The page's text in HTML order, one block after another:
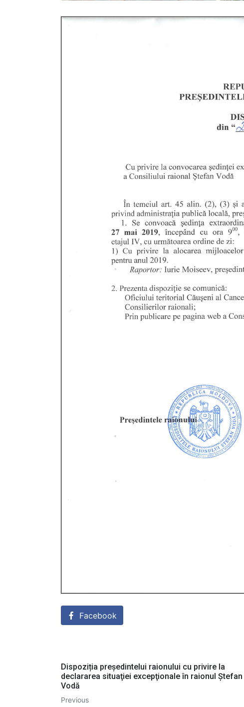
Facebook
Dispoziția președintelui raionului cu privire la
declararea situaţiei excepţionale în raionul Ştefan
Vodă
Previous